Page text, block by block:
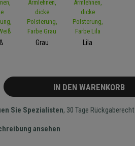
Grau Lila
IN DEN WARENKORB
Sie Spezialisten, 30 Tage Rückgaberecht
ansehen